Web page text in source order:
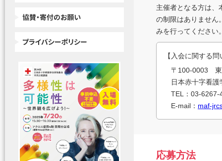
主催者となる方は、
の制限はありません
みを行ってください
【 入会に関する
〒100-0003 東
日本赤十字看
TEL：03-
E-mail： maf-
応募方法